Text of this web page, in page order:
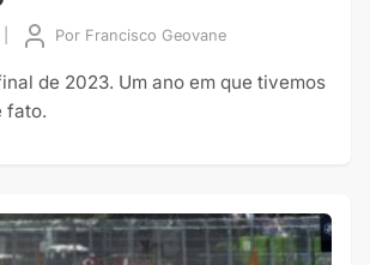
Por Francisco Geovane
de 2023. Um ano em que tivemos
fato.